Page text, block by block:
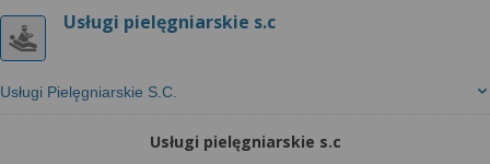
Usługi pielęgniarskie s.c
Usługi Pielęgniarskie S.C.
Usługi pielęgniarskie s.c